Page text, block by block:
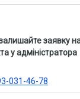
заявку
у адміністратора
031-46-78